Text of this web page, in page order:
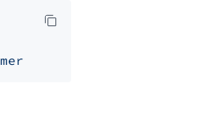
all-MiniLM-L12-v1"